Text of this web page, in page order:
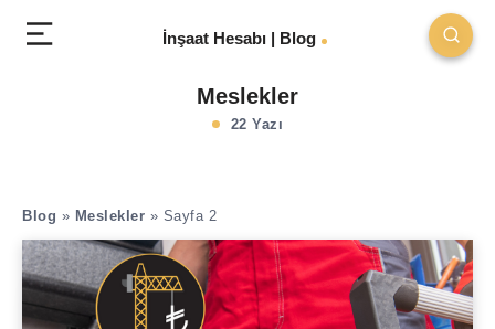
İnşaat Hesabı | Blog
Meslekler
22 Yazı
Blog » Meslekler » Sayfa 2